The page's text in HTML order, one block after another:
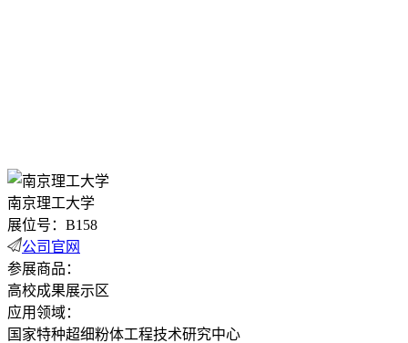
南京理工大学
展位号：B158
公司官网
参展商品：
高校成果展示区
应用领域：
国家特种超细粉体工程技术研究中心